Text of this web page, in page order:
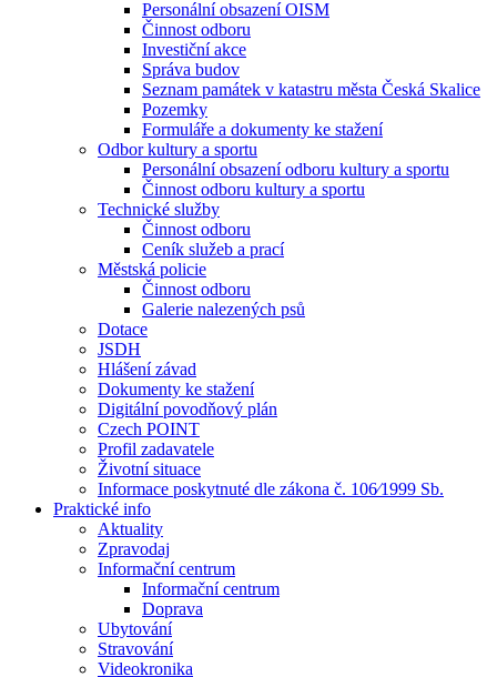
Personální obsazení OISM
Činnost odboru
Investiční akce
Správa budov
Seznam památek v katastru města Česká Skalice
Pozemky
Formuláře a dokumenty ke stažení
Odbor kultury a sportu
Personální obsazení odboru kultury a sportu
Činnost odboru kultury a sportu
Technické služby
Činnost odboru
Ceník služeb a prací
Městská policie
Činnost odboru
Galerie nalezených psů
Dotace
JSDH
Hlášení závad
Dokumenty ke stažení
Digitální povodňový plán
Czech POINT
Profil zadavatele
Životní situace
Informace poskytnuté dle zákona č. 106⁄1999 Sb.
Praktické info
Aktuality
Zpravodaj
Informační centrum
Informační centrum
Doprava
Ubytování
Stravování
Videokronika